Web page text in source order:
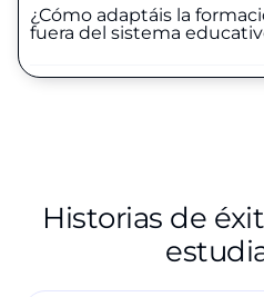
¿Cómo adaptáis la
fuera del sistema
Historias de